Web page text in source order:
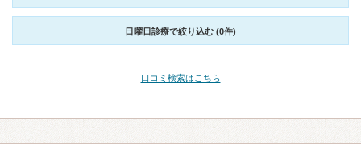
日曜日診療で絞り込む (0件)
口コミ検索はこちら